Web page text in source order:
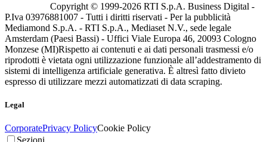
Copyright © 1999-2026 RTI S.p.A. Business Digital -
P.Iva 03976881007 - Tutti i diritti riservati - Per la pubblicità
Mediamond S.p.A. - RTI S.p.A., Mediaset N.V., sede legale
Amsterdam (Paesi Bassi) - Uffici Viale Europa 46, 20093 Cologno
Monzese (MI)Rispetto ai contenuti e ai dati personali trasmessi e/o
riprodotti è vietata ogni utilizzazione funzionale all’addestramento di
sistemi di intelligenza artificiale generativa. È altresì fatto divieto
espresso di utilizzare mezzi automatizzati di data scraping.
Legal
CorporatePrivacy PolicyCookie Policy
Sezioni